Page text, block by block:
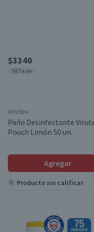
$3340
$67 x un
Virutex
Paño Desinfectante
Pouch Limón 50 un.
Agregar
Producto sin calificar